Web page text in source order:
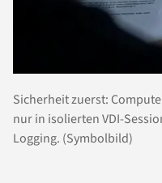
Sicherheit zuerst:
nur in isolierten VDI-
Logging. (Symbolbild)